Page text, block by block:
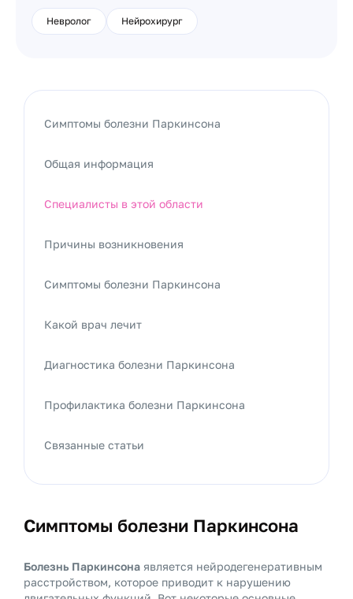
Невролог Нейрохирург
Симптомы болезни Паркинсона
Болезнь Паркинсона является нейродегенеративным
расстройством, которое приводит к нарушению
Симптомы болезни Паркинсона
Общая информация
Специалисты в этой области
Причины возникновения
Симптомы болезни Паркинсона
Какой врач лечит
Диагностика болезни Паркинсона
Профилактика болезни Паркинсона
Связанные статьи